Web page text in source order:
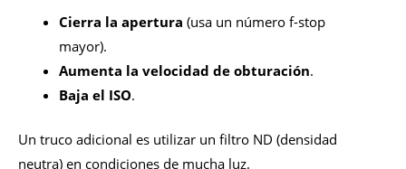
Cierra la apertura (usa un número f-stop
mayor).
Aumenta la velocidad de obturación.
Baja el ISO.
Un truco adicional es utilizar un filtro ND (densidad
neutra) en condiciones de mucha luz.